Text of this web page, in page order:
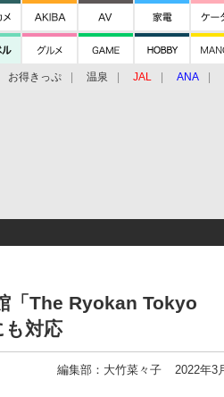
お得きっぷ 温泉 JAL ANA
「The Ryokan Tokyo
も対応
編集部：大竹菜々子 2022年3